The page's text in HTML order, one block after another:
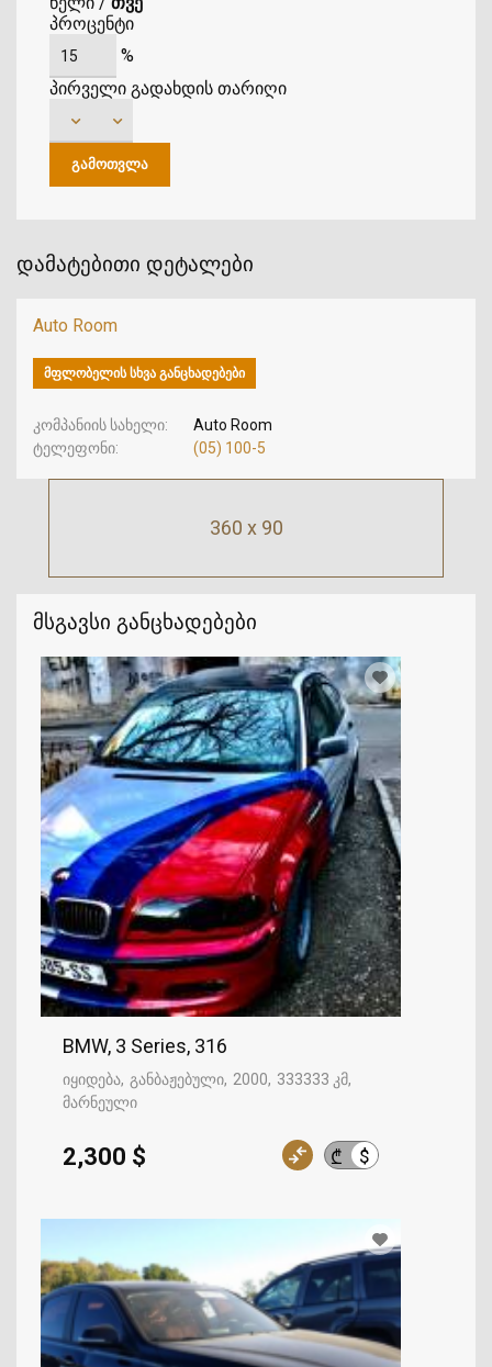
360 x 90
მსგავსი განცხადებები
BMW, 3 Series, 316
იყიდება განბაჟებული 2000
333333 კმ
მარნეული
₾ $
2,300 $
პროცენტი
%
პირველი გადახდის თარიღი
დამატებითი დეტალები
Auto Room
ᲛᲤᲚᲝᲑᲔᲚᲘᲡ ᲡᲮᲕᲐ ᲒᲐᲜᲪᲮᲐᲓᲔᲑᲔᲑᲘ
კომპანიის სახელი
Auto Room
ტელეფონი
(05) 100-5